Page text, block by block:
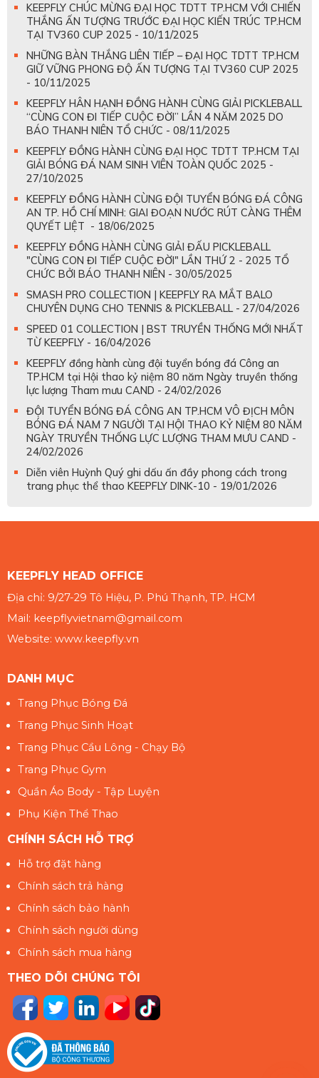
KEEPFLY CHÚC MỪNG ĐẠI HỌC TDTT TP.HCM VỚI CHIẾN
THẮNG ẤN TƯỢNG TRƯỚC ĐẠI HỌC KIẾN TRÚC TP.HCM
TẠI TV360 CUP 2025 - 10/11/2025
NHỮNG BÀN THẮNG LIÊN TIẾP – ĐẠI HỌC TDTT TP.HCM
GIỮ VỮNG PHONG ĐỘ ẤN TƯỢNG TẠI TV360 CUP 2025
- 10/11/2025
KEEPFLY HÂN HẠNH ĐỒNG HÀNH CÙNG GIẢI PICKLEBALL
“CÙNG CON ĐI TIẾP CUỘC ĐỜI” LẦN 4 NĂM 2025 DO
BÁO THANH NIÊN TỔ CHỨC - 08/11/2025
KEEPFLY ĐỒNG HÀNH CÙNG ĐẠI HỌC TDTT TP.HCM TẠI
GIẢI BÓNG ĐÁ NAM SINH VIÊN TOÀN QUỐC 2025 -
27/10/2025
KEEPFLY ĐỒNG HÀNH CÙNG ĐỘI TUYỂN BÓNG ĐÁ CÔNG
AN TP. HỒ CHÍ MINH: GIAI ĐOẠN NƯỚC RÚT CÀNG THÊM
QUYẾT LIỆT - 18/06/2025
KEEPFLY ĐỒNG HÀNH CÙNG GIẢI ĐẤU PICKLEBALL
"CÙNG CON ĐI TIẾP CUỘC ĐỜI" LẦN THỨ 2 - 2025 TỔ
CHỨC BỞI BÁO THANH NIÊN - 30/05/2025
SMASH PRO COLLECTION | KEEPFLY RA MẮT BALO
CHUYÊN DỤNG CHO TENNIS & PICKLEBALL - 27/04/2026
SPEED 01 COLLECTION | BST TRUYỀN THỐNG MỚI NHẤT
TỪ KEEPFLY - 16/04/2026
KEEPFLY đồng hành cùng đội tuyển bóng đá Công an
TP.HCM tại Hội thao kỷ niệm 80 năm Ngày truyền thống
lực lượng Tham mưu CAND - 24/02/2026
ĐỘI TUYỂN BÓNG ĐÁ CÔNG AN TP.HCM VÔ ĐỊCH MÔN
BÓNG ĐÁ NAM 7 NGƯỜI TẠI HỘI THAO KỶ NIỆM 80 NĂM
NGÀY TRUYỀN THỐNG LỰC LƯỢNG THAM MƯU CAND -
24/02/2026
Diễn viên Huỳnh Quý ghi dấu ấn đầy phong cách trong
trang phục thể thao KEEPFLY DINK-10 - 19/01/2026
KEEPFLY HEAD OFFICE
Địa chỉ: 9/27-29 Tô Hiệu, P. Phú Thạnh, TP. HCM
Mail: keepflyvietnam@gmail.com
Website: www.keepfly.vn
DANH MỤC
Trang Phục Bóng Đá
Trang Phục Sinh Hoạt
Trang Phục Cầu Lông - Chạy Bộ
Trang Phục Gym
Quần Áo Body - Tập Luyện
Phụ Kiện Thể Thao
CHÍNH SÁCH HỖ TRỢ
Hỗ trợ đặt hàng
Chính sách trả hàng
Chính sách bảo hành
Chính sách người dùng
Chính sách mua hàng
THEO DÕI CHÚNG TÔI